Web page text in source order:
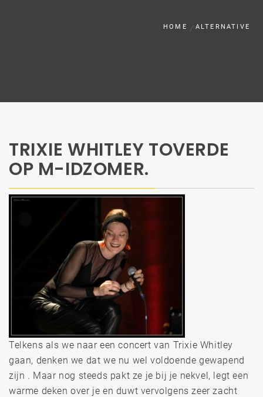
HOME ALTERNATIVE
TRIXIE WHITLEY TOVERDE
OP M-IDZOMER.
Telkens als we naar een concert van Trixie Whitley
gaan, denken we dat we nu wel voldoende gewapend
zijn . Maar nog steeds pakt ze je bij je nekvel, legt een
warme deken over je en duwt vervolgens zeer zacht